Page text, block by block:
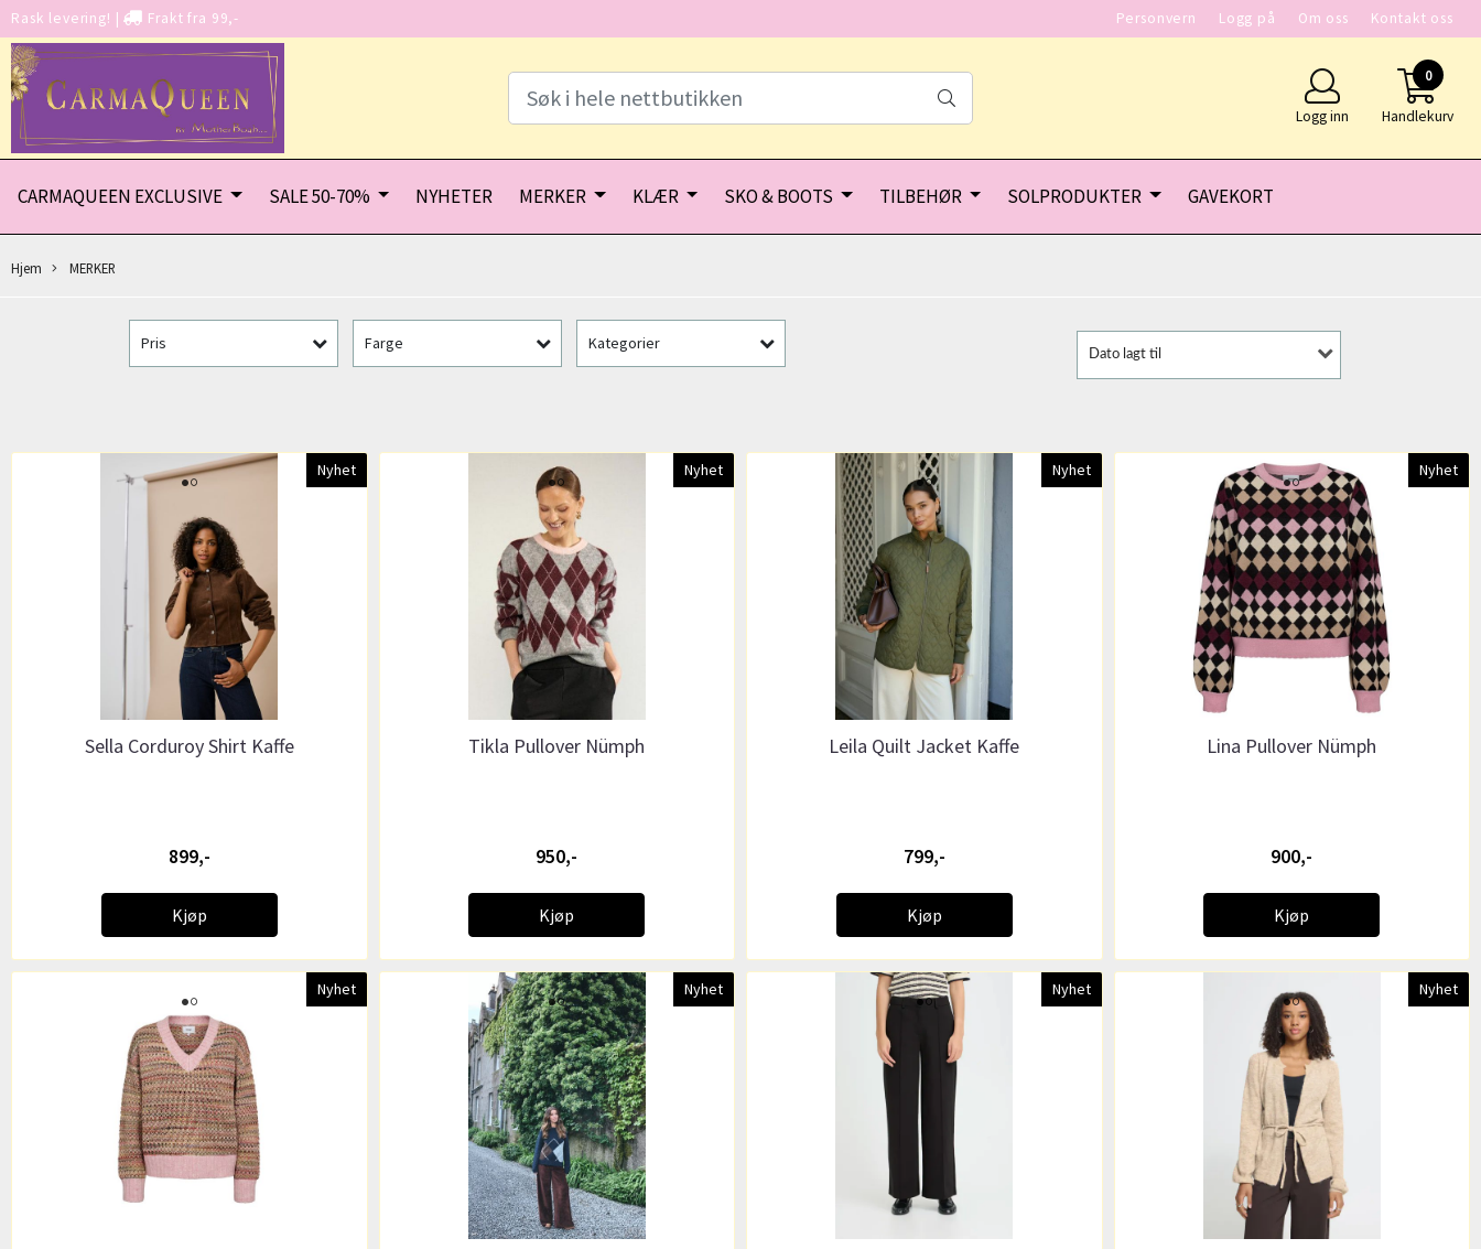
Rask levering! | Frakt fra 99,- Personvern Logg på Om oss Kontakt oss
Logg inn
0
Handlekurv
CARMAQUEEN EXCLUSIVE SALE 50-70% NYHETER MERKER KLÆR SKO & BOOTS TILBEHØR SOLPRODUKTER GAVEKORT
Hjem MERKER
Pris Farge Kategorier
Dato lagt til
Nyhet
Sella Corduroy Shirt Kaffe
899,-
Kjøp
Nyhet
Tikla Pullover Nümph
950,-
Kjøp
Nyhet
Leila Quilt Jacket Kaffe
799,-
Kjøp
Nyhet
Lina Pullover Nümph
900,-
Kjøp
Nyhet Nyhet Nyhet Nyhet